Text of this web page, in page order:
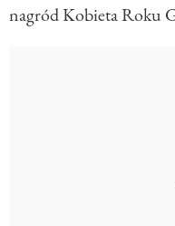
nagród Kobieta Roku